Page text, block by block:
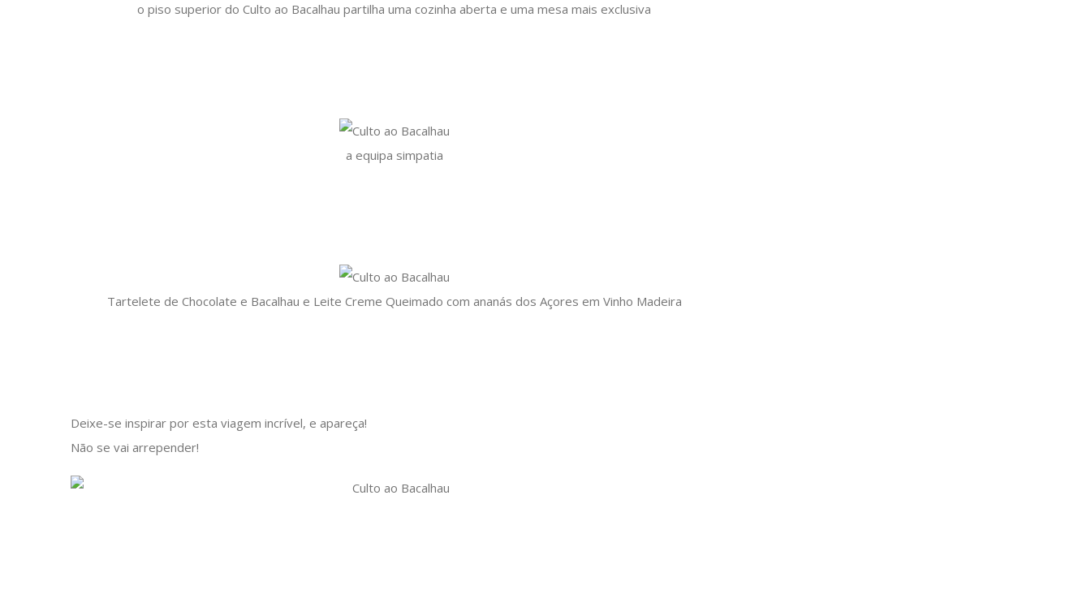
o piso superior do Culto ao Bacalhau partilha uma cozinha aberta e uma mesa mais exclusiva
a equipa simpatia
Tartelete de Chocolate e Bacalhau e Leite Creme Queimado com ananás dos Açores em Vinho Madeira
Deixe-se inspirar por esta viagem incrível, e apareça!
Não se vai arrepender!